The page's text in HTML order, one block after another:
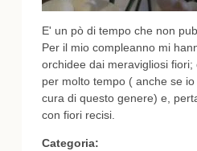
E' un pò di tempo che non
Per il mio compleanno mi
orchidee dai meravigliosi
per molto tempo ( anche se
cura di questo genere) e,
con fiori recisi.
Categoria: